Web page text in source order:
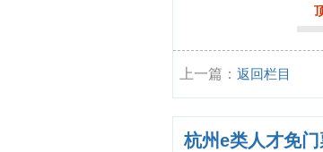
上一篇： 返回栏目
杭州e类人才免门